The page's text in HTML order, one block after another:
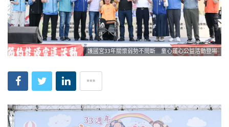
護國宮33年關懷弱勢不間斷 童心蓮心公益活動登場